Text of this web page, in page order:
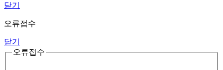
닫기
오류접수
닫기
오류접수